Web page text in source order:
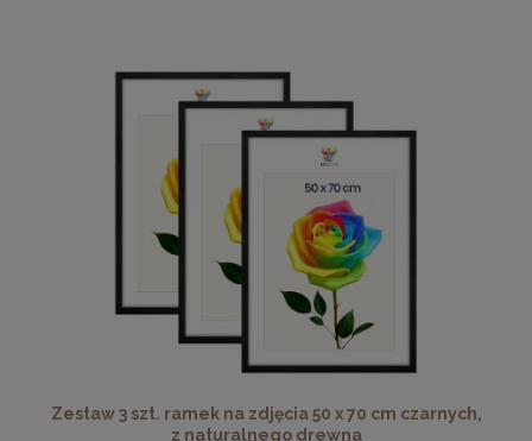
Zestaw 3 szt. ramek na zdjęcia 50 x 70 cm czarnych,
z naturalnego drewna